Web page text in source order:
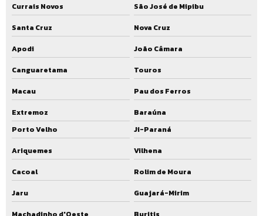
Currais Novos
São José de Mipibu
Santa Cruz
Nova Cruz
Apodi
João Câmara
Canguaretama
Touros
Macau
Pau dos Ferros
Extremoz
Baraúna
Porto Velho
Ji-Paraná
Ariquemes
Vilhena
Cacoal
Rolim de Moura
Jaru
Guajará-Mirim